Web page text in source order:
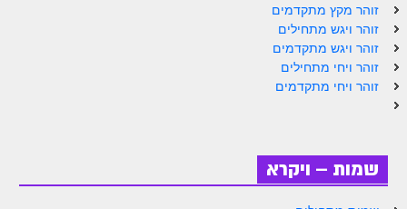
הזוהר הקדוש וישב מתחילים
הזוהר הקדוש וישב מתקדמים
הזוהר הקדוש מקץ מתחילים
הזוהר הקדוש ויגש מתקדמים
זוהר מקץ מתקדמים
זוהר ויגש מתחילים
זוהר ויגש מתקדמים
זוהר ויחי מתחילים
זוהר ויחי מתקדמים
שמות – ויקרא